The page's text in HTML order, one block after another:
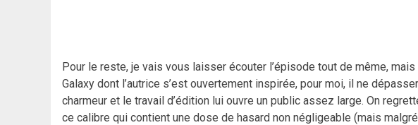
Pour le reste, je vais vous laisser écouter l’épisode tout de même,
Galaxy dont l’autrice s’est ouvertement inspirée, pour moi, il ne
charmeur et le travail d’édition lui ouvre un public assez large. On
ce calibre qui contient une dose de hasard non négligeable (mais